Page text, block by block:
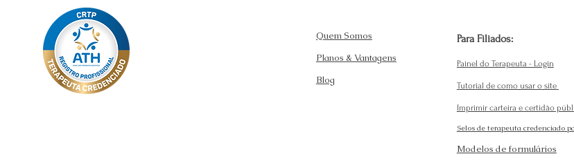
Quem Somos
Planos & Vantagens
Blog
Para Filiados:
Painel do Terapeuta - Login
Tutorial de como usar o site
Imprimir carteira e certidão
Selos de terapeuta credenciado
Modelos de formulários